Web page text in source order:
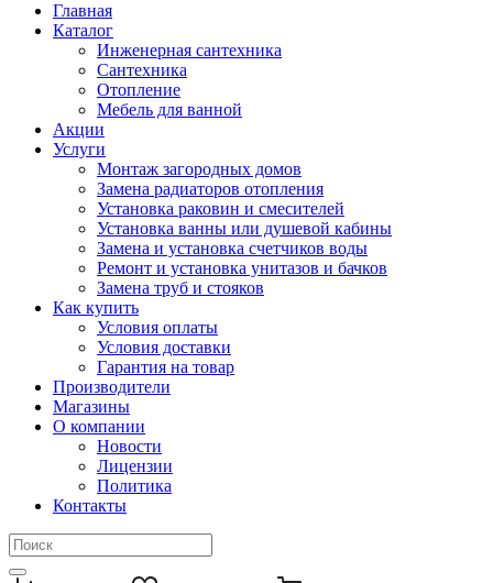
Главная
Каталог
Инженерная сантехника
Сантехника
Отопление
Мебель для ванной
Акции
Услуги
Монтаж загородных домов
Замена радиаторов отопления
Установка раковин и смесителей
Установка ванны или душевой кабины
Замена и установка счетчиков воды
Ремонт и установка унитазов и бачков
Замена труб и стояков
Как купить
Условия оплаты
Условия доставки
Гарантия на товар
Производители
Магазины
О компании
Новости
Лицензии
Политика
Контакты